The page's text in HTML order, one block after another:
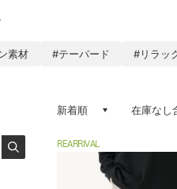
素材 #テーパード #リラッ
新着順 在庫なし
REARRIVAL